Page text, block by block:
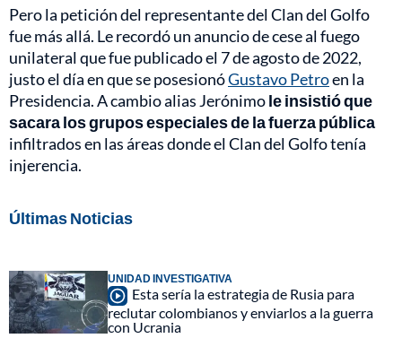
Pero la petición del representante del Clan del Golfo
fue más allá. Le recordó un anuncio de cese al fuego
unilateral que fue publicado el 7 de agosto de 2022,
justo el día en que se posesionóGustavo Petroen la
Presidencia. A cambio alias Jerónimole insistió que
sacara los grupos especiales de la fuerza pública
infiltrados en las áreas donde el Clan del Golfo tenía
injerencia.
Últimas Noticias
UNIDAD INVESTIGATIVA
Esta sería la estrategia de Rusia para
reclutar colombianos y enviarlos a la guerra
con Ucrania